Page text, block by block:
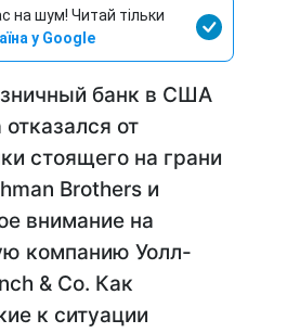
на шум! Читай тільки
у Google
банк в США
от
стоящего на грани
Brothers и
внимание на
компанию Уолл-
& Co. Как
к ситуации